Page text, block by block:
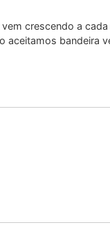
crescendo a
aceitamos bandeira